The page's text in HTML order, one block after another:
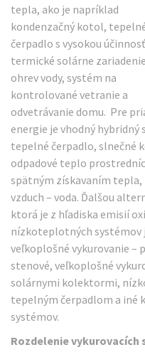
tepla, ako je napríklad
kondenzačný kotol,
čerpadlo s vysokou
termické solárne
ohrev vody, systém na
kontrolované vetranie a
odvetrávanie domu. Pre
energie je vhodný
tepelné čerpadlo, slnečné
odpadové teplo
spätným získavaním
vzduch – voda. Ďalšou
ktorá je z hľadiska emisií
nízkoteplotných systémov
veľkoplošné vykurovanie –
stenové, veľkoplošné
solárnymi kolektormi,
tepelným čerpadlom a
systémov.
Rozdelenie vykurovacích